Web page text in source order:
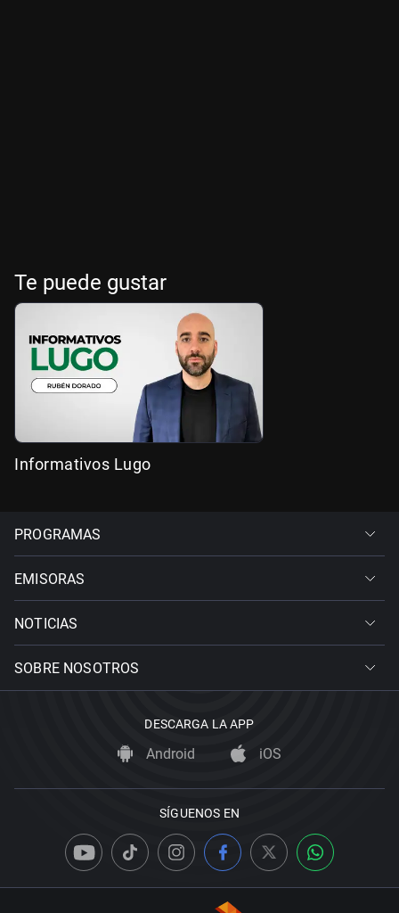
Te puede gustar
Informativos Lugo
PROGRAMAS
EMISORAS
NOTICIAS
SOBRE NOSOTROS
DESCARGA LA APP
Android iOS
SÍGUENOS EN